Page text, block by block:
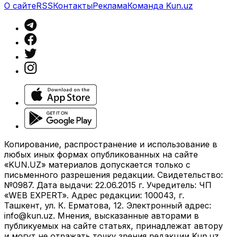
О сайтеRSSКонтактыРекламаКоманда Kun.uz
Копирование, распространение и использование в
любых иных формах опубликованных на сайте
«KUN.UZ» материалов допускается только с
письменного разрешения редакции. Свидетельство:
№0987. Дата выдачи: 22.06.2015 г. Учредитель: ЧП
«WEB EXPERT». Адрес редакции: 100043, г.
Ташкент, ул. К. Ерматова, 12. Электронный адрес:
info@kun.uz. Мнения, высказанные авторами в
публикуемых на сайте статьях, принадлежат автору